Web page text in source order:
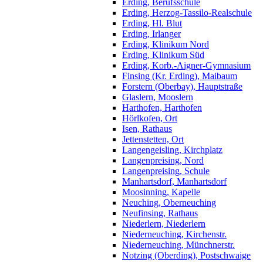
Erding, Berufsschule
Erding, Herzog-Tassilo-Realschule
Erding, Hl. Blut
Erding, Irlanger
Erding, Klinikum Nord
Erding, Klinikum Süd
Erding, Korb.-Aigner-Gymnasium
Finsing (Kr. Erding), Maibaum
Forstern (Oberbay), Hauptstraße
Glaslern, Mooslern
Harthofen, Harthofen
Hörlkofen, Ort
Isen, Rathaus
Jettenstetten, Ort
Langengeisling, Kirchplatz
Langenpreising, Nord
Langenpreising, Schule
Manhartsdorf, Manhartsdorf
Moosinning, Kapelle
Neuching, Oberneuching
Neufinsing, Rathaus
Niederlern, Niederlern
Niederneuching, Kirchenstr.
Niederneuching, Münchnerstr.
Notzing (Oberding), Postschwaige